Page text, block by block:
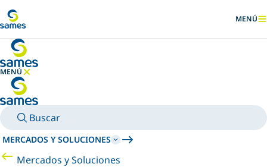
MENÚ
MENÚ
OCULTAR MENÚ
Buscar
MERCADOS Y SOLUCIONES
Mercados y Soluciones